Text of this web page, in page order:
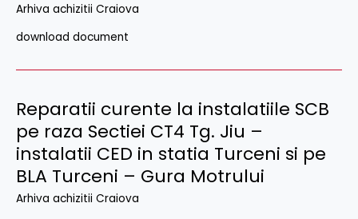
Arhiva achizitii Craiova
download document
Reparatii curente la instalatiile SCB
pe raza Sectiei CT4 Tg. Jiu –
instalatii CED in statia Turceni si pe
BLA Turceni – Gura Motrului
Arhiva achizitii Craiova